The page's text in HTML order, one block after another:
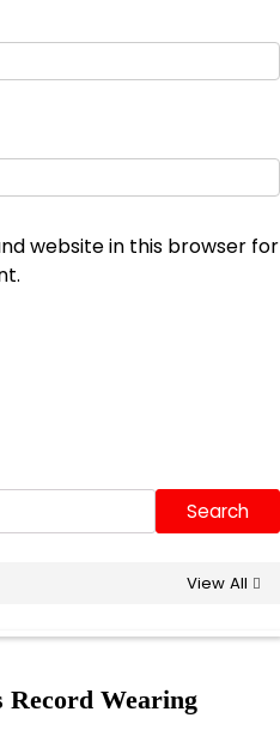
website in this browser for
Search
View All
Record Wearing